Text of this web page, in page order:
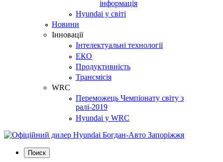
інформація
Hyundai у світі
Новини
Інновації
Інтелектуальні технології
ЕКО
Продуктивність
Трансмісія
WRC
Переможець Чемпіонату світу з
ралі-2019
Hyundai у WRC
Поиск